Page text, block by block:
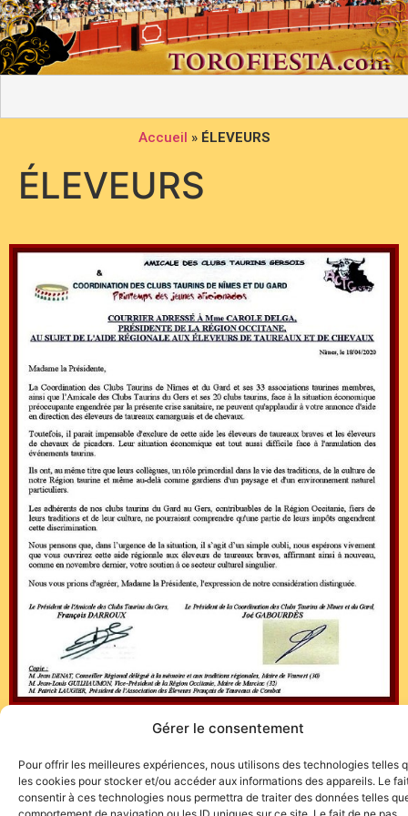
Gérer le consentement
Pour offrir les meilleures expériences, nous utilisons des technologies telles
les cookies pour stocker et/ou accéder aux informations des appareils. Le
consentir à ces technologies nous permettra de traiter des données telles
Accueil » ÉLEVEURS
ÉLEVEURS